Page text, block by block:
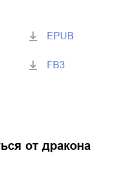
EPUB
FB3
от дракона